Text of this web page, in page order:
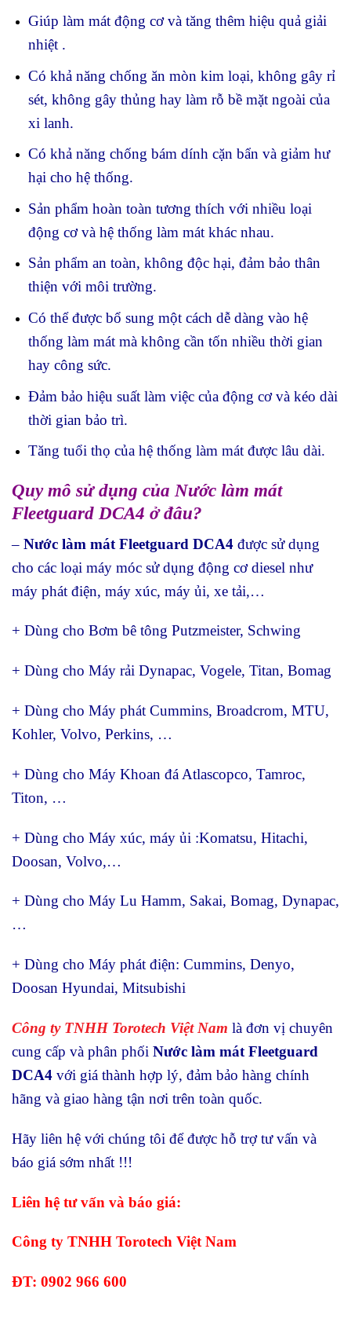
Giúp làm mát động cơ và tăng thêm hiệu quả giải
nhiệt .
Có khả năng chống ăn mòn kim loại, không gây rỉ
sét, không gây thủng hay làm rỗ bề mặt ngoài của
xi lanh.
Có khả năng chống bám dính cặn bẩn và giảm hư
hại cho hệ thống.
Sản phẩm hoàn toàn tương thích với nhiều loại
động cơ và hệ thống làm mát khác nhau.
Sản phẩm an toàn, không độc hại, đảm bảo thân
thiện với môi trường.
Có thể được bổ sung một cách dễ dàng vào hệ
thống làm mát mà không cần tốn nhiều thời gian
hay công sức.
Đảm bảo hiệu suất làm việc của động cơ và kéo dài
thời gian bảo trì.
Tăng tuổi thọ của hệ thống làm mát được lâu dài.
Quy mô sử dụng của Nước làm mát
Fleetguard DCA4 ở đâu?
– Nước làm mát Fleetguard DCA4 được sử dụng
cho các loại máy móc sử dụng động cơ diesel như
máy phát điện, máy xúc, máy ủi, xe tải,…
+ Dùng cho Bơm bê tông Putzmeister, Schwing
+ Dùng cho Máy rải Dynapac, Vogele, Titan, Bomag
+ Dùng cho Máy phát Cummins, Broadcrom, MTU,
Kohler, Volvo, Perkins, …
+ Dùng cho Máy Khoan đá Atlascopco, Tamroc,
Titon, …
+ Dùng cho Máy xúc, máy ủi :Komatsu, Hitachi,
Doosan, Volvo,…
+ Dùng cho Máy Lu Hamm, Sakai, Bomag, Dynapac,
…
+ Dùng cho Máy phát điện: Cummins, Denyo,
Doosan Hyundai, Mitsubishi
Công ty TNHH Torotech Việt Nam là đơn vị chuyên
cung cấp và phân phối Nước làm mát Fleetguard
DCA4 với giá thành hợp lý, đảm bảo hàng chính
hãng và giao hàng tận nơi trên toàn quốc.
Hãy liên hệ với chúng tôi để được hỗ trợ tư vấn và
báo giá sớm nhất !!!
Liên hệ tư vấn và báo giá:
Công ty TNHH Torotech Việt Nam
ĐT: 0902 966 600